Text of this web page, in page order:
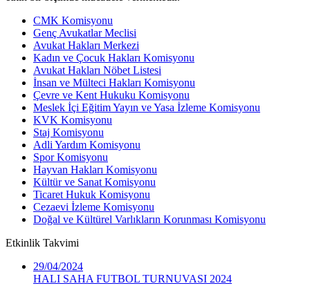
CMK Komisyonu
Genç Avukatlar Meclisi
Avukat Hakları Merkezi
Kadın ve Çocuk Hakları Komisyonu
Avukat Hakları Nöbet Listesi
İnsan ve Mülteci Hakları Komisyonu
Çevre ve Kent Hukuku Komisyonu
Meslek İçi Eğitim Yayın ve Yasa İzleme Komisyonu
KVK Komisyonu
Staj Komisyonu
Adli Yardım Komisyonu
Spor Komisyonu
Hayvan Hakları Komisyonu
Kültür ve Sanat Komisyonu
Ticaret Hukuk Komisyonu
Cezaevi İzleme Komisyonu
Doğal ve Kültürel Varlıkların Korunması Komisyonu
Etkinlik Takvimi
29/04/2024
HALI SAHA FUTBOL TURNUVASI 2024